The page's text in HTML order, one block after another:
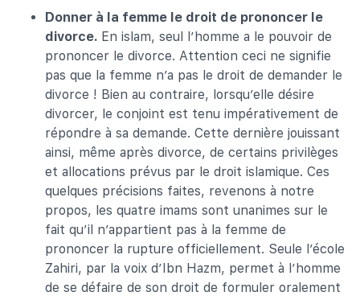
Donner à la femme le droit de prononcer le
divorce. En islam, seul l’homme a le pouvoir de
prononcer le divorce. Attention ceci ne signifie
pas que la femme n’a pas le droit de demander le
divorce ! Bien au contraire, lorsqu’elle désire
divorcer, le conjoint est tenu impérativement de
répondre à sa demande. Cette dernière jouissant
ainsi, même après divorce, de certains privilèges
et allocations prévus par le droit islamique. Ces
quelques précisions faites, revenons à notre
propos, les quatre imams sont unanimes sur le
fait qu’il n’appartient pas à la femme de
prononcer la rupture officiellement. Seule l’école
Zahiri, par la voix d’Ibn Hazm, permet à l’homme
de se défaire de son droit de formuler oralement